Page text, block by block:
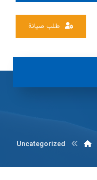
طلب صيانة
Uncategorized